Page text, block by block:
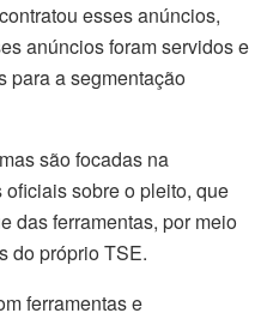
esses anúncios,
anúncios foram servidos e
para a segmentação
são focadas na
sobre o pleito, que
das ferramentas, por meio
do próprio TSE.
ferramentas e